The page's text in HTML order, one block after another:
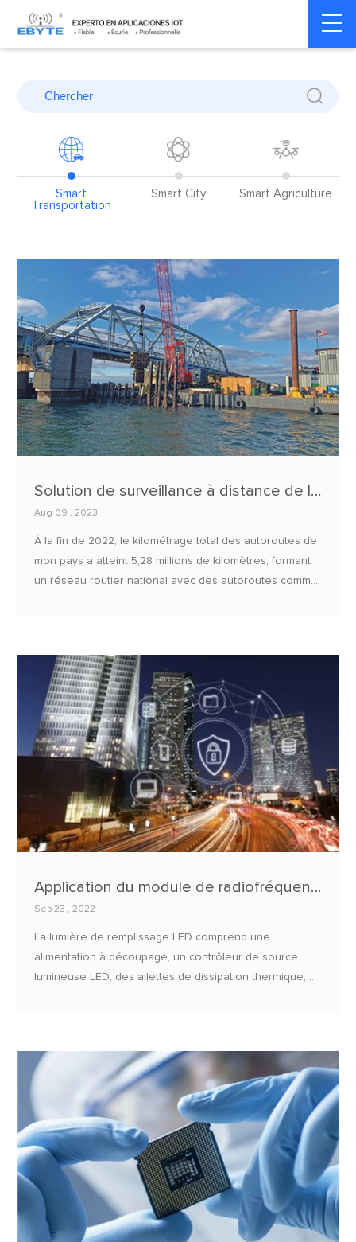
Home > Blog > Application Cases Smart Transportation
Smart
Transportation
Smart City Smart Agriculture
Solution de surveillance à distance de l'état du pont E840-TTL
Aug 09 , 2023
À la fin de 2022, le kilométrage total des autoroutes de
mon pays a atteint 5,28 millions de kilomètres, formant
un réseau routier national avec des autoroutes comme
Application du module de radiofréquence de communication sans fil Internet des objets dans l'éclairage intelligent
Sep 23 , 2022
La lumière de remplissage LED comprend une
alimentation à découpage, un contrôleur de source
lumineuse LED, des ailettes de dissipation thermique, un
d'une lentille de condenseur